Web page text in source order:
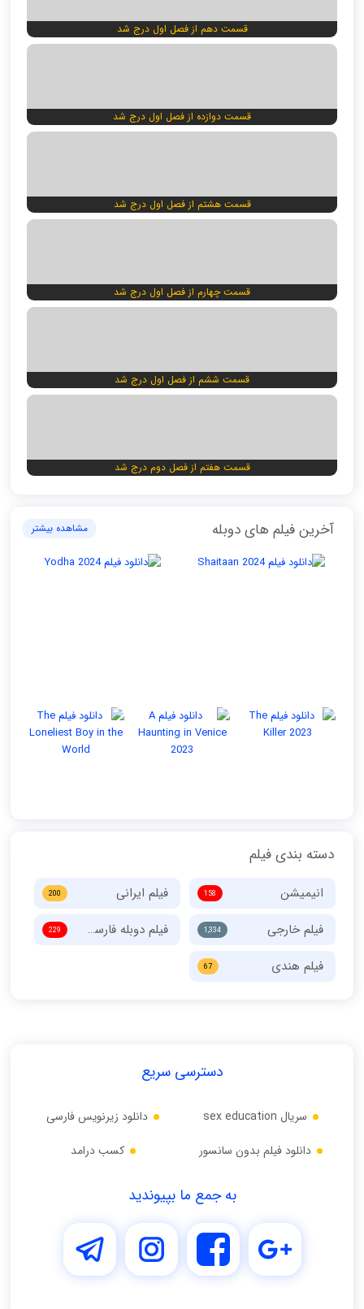
قسمت دهم از فصل اول درج شد
قسمت دوازده از فصل اول درج شد
قسمت هشتم از فصل اول درج شد
قسمت چهارم از فصل اول درج شد
قسمت ششم از فصل اول درج شد
قسمت هفتم از فصل دوم درج شد
مشاهده بیشتر آخرین فیلم های دوبله
دسته بندی فیلم
انیمیشن 158 فیلم ایرانی 200
فیلم خارجی 1,334 فیلم دوبله فارسی 229
فیلم هندی 67
دسترسی سریع
سریال sex education
دانلود فیلم بدون سانسور
دانلود زیرنویس فارسی
کسب درامد
به جمع ما بپیوندید